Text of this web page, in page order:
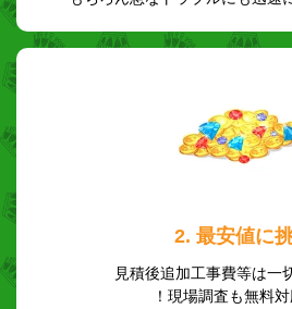
2. 最安値に
見積後追加工事費等は一
！現場調査も無料対